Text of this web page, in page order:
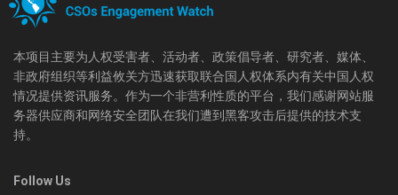
本项目主要为人权受害者、活动者、政策倡导者、研究者、媒体、
非政府组织等利益攸关方迅速获取联合国人权体系内有关中国人权
情况提供资讯服务。作为一个非营利性质的平台，我们感谢网站服
务器供应商和网络安全团队在我们遭到黑客攻击后提供的技术支
持。
Follow Us